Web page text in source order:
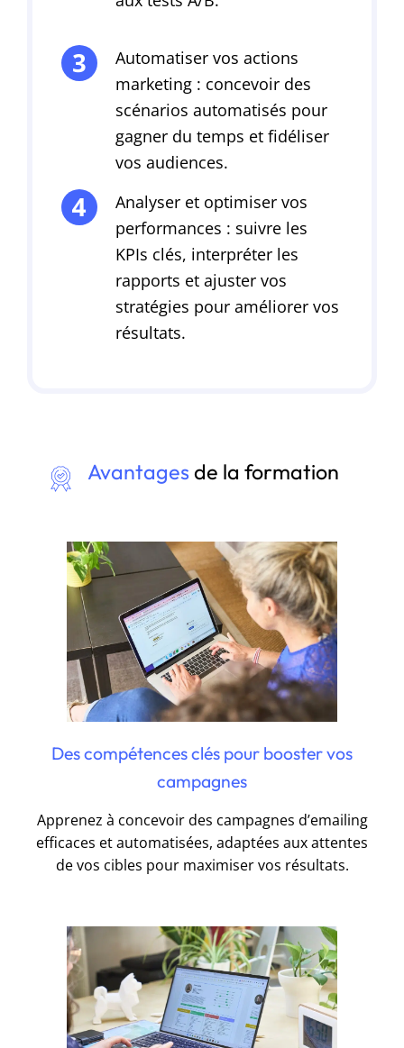
Automatiser vos actions
marketing : concevoir des
scénarios automatisés pour
gagner du temps et fidéliser
vos audiences.
Analyser et optimiser vos
performances : suivre les
KPIs clés, interpréter les
rapports et ajuster vos
stratégies pour améliorer vos
résultats.
Avantages de la formation
Des compétences clés pour booster vos
campagnes
Apprenez à concevoir des campagnes d’emailing
efficaces et automatisées, adaptées aux attentes
de vos cibles pour maximiser vos résultats.